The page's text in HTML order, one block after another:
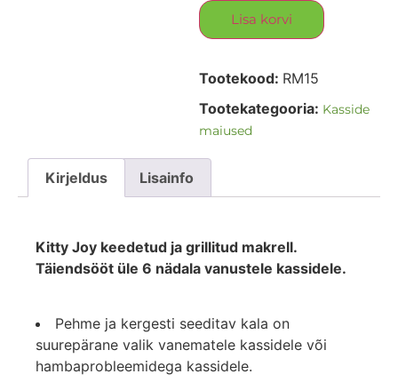
Lisa korvi
Tootekood: RM15
Tootekategooria: Kasside
maiused
Kirjeldus Lisainfo
Kitty Joy keedetud ja grillitud makrell.
Täiendsööt üle 6 nädala vanustele kassidele.
Pehme ja kergesti seeditav kala on
suurepärane valik vanematele kassidele või
hambaprobleemidega kassidele.